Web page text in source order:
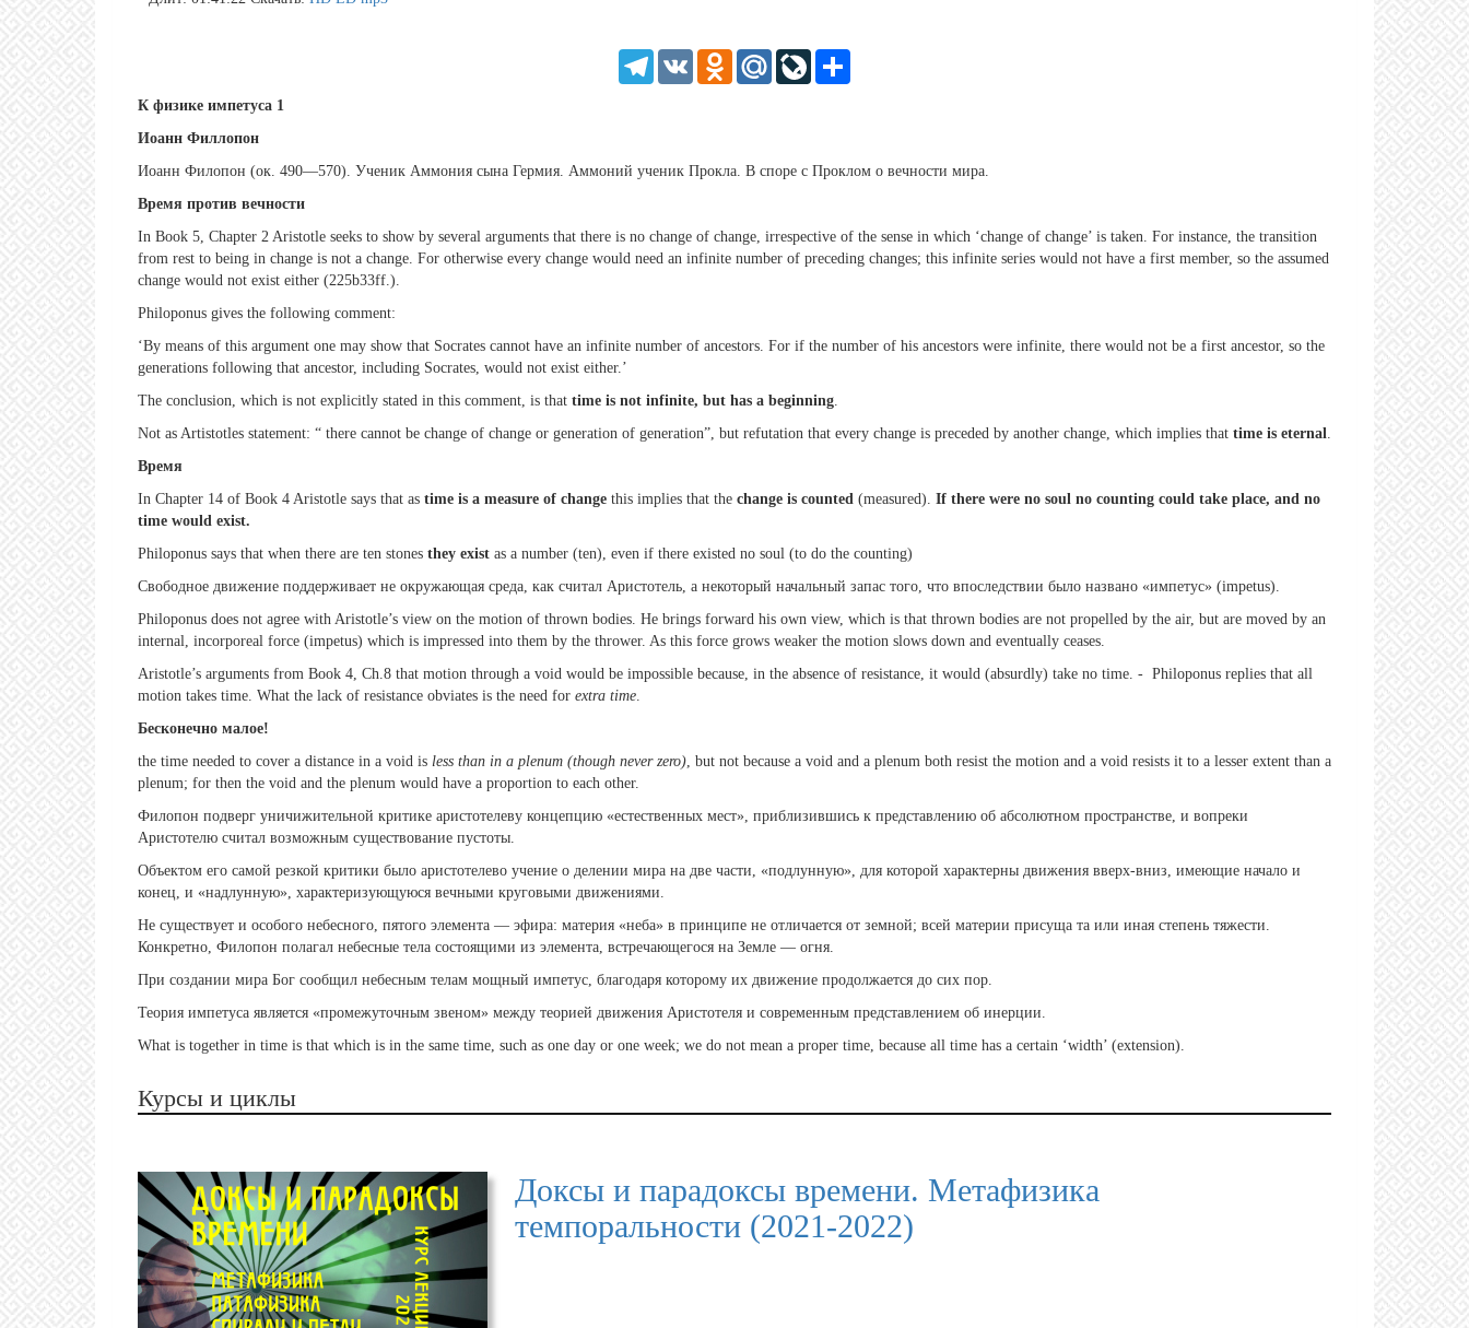
TelegramVK Odnoklassniki
Mail.Ru LiveJournal
К физике импетуса 1
Иоанн Филлопон
Иоанн Филопон (ок. 490—570). Ученик Аммония сына Гермия. Аммоний ученик Прокла. В споре с Проклом о вечности мира.
Время против вечности
In Book 5, Chapter 2 Aristotle seeks to show by several arguments that there is no change of change, irrespective of the sense in which ‘change of change’ is taken. For instance, the transition
from rest to being in change is not a change. For otherwise every change would need an infinite number of preceding changes; this infinite series would not have a first member, so the assumed
change would not exist either (225b33ff.).
Philoponus gives the following comment:
‘By means of this argument one may show that Socrates cannot have an infinite number of ancestors. For if the number of his ancestors were infinite, there would not be a first ancestor, so the
generations following that ancestor, including Socrates, would not exist either.’
The conclusion, which is not explicitly stated in this comment, is that time is not infinite, but has a beginning
Not as Artistotles statement: “ there cannot be change of change or generation of generation”, but refutation that every change is preceded by another change, which implies that time is eternal
Время
In Chapter 14 of Book 4 Aristotle says that as time is a measure of change this implies that the change is counted (measured). If there were no soul no counting could take place, and no
time would exist.
Philoponus says that when there are ten stones they exist as a number (ten), even if there existed no soul (to do the counting)
Свободное движение поддерживает не окружающая среда, как считал Аристотель, а некоторый начальный запас того, что впоследствии было названо «импетус» (impetus).
Philoponus does not agree with Aristotle’s view on the motion of thrown bodies. He brings forward his own view, which is that thrown bodies are not propelled by the air, but are moved by an
internal, incorporeal force (impetus) which is impressed into them by the thrower. As this force grows weaker the motion slows down and eventually ceases.
Aristotle’s arguments from Book 4, Ch.8 that motion through a void would be impossible because, in the absence of resistance, it would (absurdly) take no time. - Philoponus replies that all
motion takes time. What the lack of resistance obviates is the need for extra time
Бесконечно малое!
the time needed to cover a distance in a void is less than in a plenum (though never zero) , but not because a void and a plenum both resist the motion and a void resists it to a lesser extent than a
plenum; for then the void and the plenum would have a proportion to each other.
Филопон подверг уничижительной критике аристотелеву концепцию «естественных мест», приблизившись к представлению об абсолютном пространстве, и вопреки
Аристотелю считал возможным существование пустоты.
Объектом его самой резкой критики было аристотелево учение о делении мира на две части, «подлунную», для которой характерны движения вверх-вниз, имеющие начало и
конец, и «надлунную», характеризующуюся вечными круговыми движениями.
Не существует и особого небесного, пятого элемента — эфира: материя «неба» в принципе не отличается от земной; всей материи присуща та или иная степень тяжести.
Конкретно, Филопон полагал небесные тела состоящими из элемента, встречающегося на Земле — огня.
При создании мира Бог сообщил небесным телам мощный импетус, благодаря которому их движение продолжается до сих пор.
Теория импетуса является «промежуточным звеном» между теорией движения Аристотеля и современным представлением об инерции.
What is together in time is that which is in the same time, such as one day or one week; we do not mean a proper time, because all time has a certain ‘width’ (extension).
Курсы и циклы
Доксы и парадоксы времени. Метафизика
темпоральности (2021-2022)